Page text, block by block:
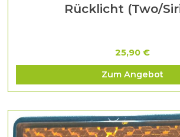
Rücklicht (Two/
25,90 €
Zum Angebot